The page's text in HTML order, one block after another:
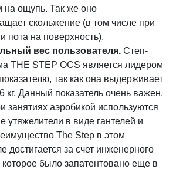
на ощупь. Так же оно
скольжение (в том числе при
пота на поверхность).
вес пользователя. Степ-
THE STEP OCS является лидером
так как она выдерживает
кг. Данный показатель очень важен,
занятиях аэробикой используются
утяжелители в виде гантелей и
The Step в этом
достигается за счет инженерного
было запатентовано еще в